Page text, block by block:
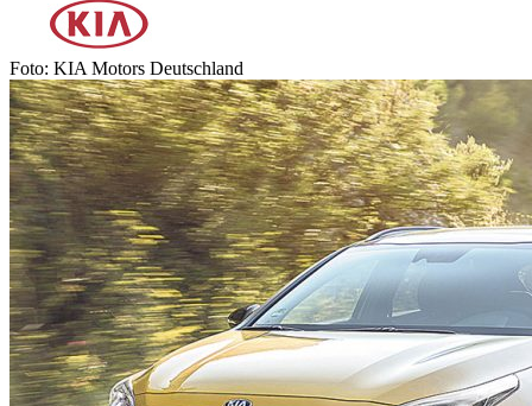
Foto: KIA Motors Deutschland